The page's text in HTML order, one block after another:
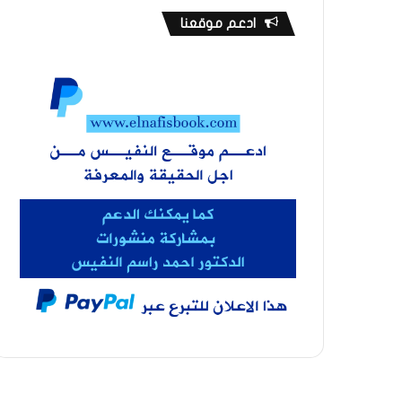
ادعم موقعنا